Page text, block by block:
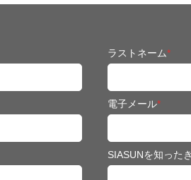
ラストネーム*
電子メール*
SIASUNを知った